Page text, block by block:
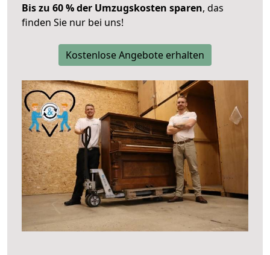
Bis zu 60 % der Umzugskosten sparen, das
finden Sie nur bei uns!
Kostenlose Angebote erhalten